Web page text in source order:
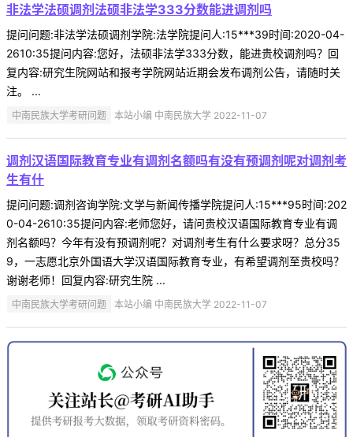
非法学法硕调剂法硕非法学333分数能进调剂吗
提问问题:非法学法硕调剂学院:法学院提问人:15***39时间:2020-04-
2610:35提问内容:您好，法硕非法学333分数，能进贵校调剂吗？回
复内容:研究生院网站和报考学院网站近期会发布调剂公告，请随时关
注。 ...
中南民族大学考研问题 本站小编 中南民族大学 2022-11-07
调剂汉语国际教育专业有调剂名额吗有没有预调剂呢对调剂考
生有什
提问问题:调剂咨询学院:文学与新闻传播学院提问人:15***95时间:202
0-04-2610:35提问内容:老师您好，请问贵校汉语国际教育专业有调
剂名额吗？今年有没有预调剂呢？对调剂考生有什么要求呀？总分35
9，一志愿北京外国语大学汉语国际教育专业，有希望调剂至贵校吗？
谢谢老师！回复内容:研究生院 ...
中南民族大学考研问题 本站小编 中南民族大学 2022-11-07